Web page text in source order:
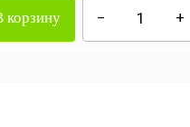
корзину